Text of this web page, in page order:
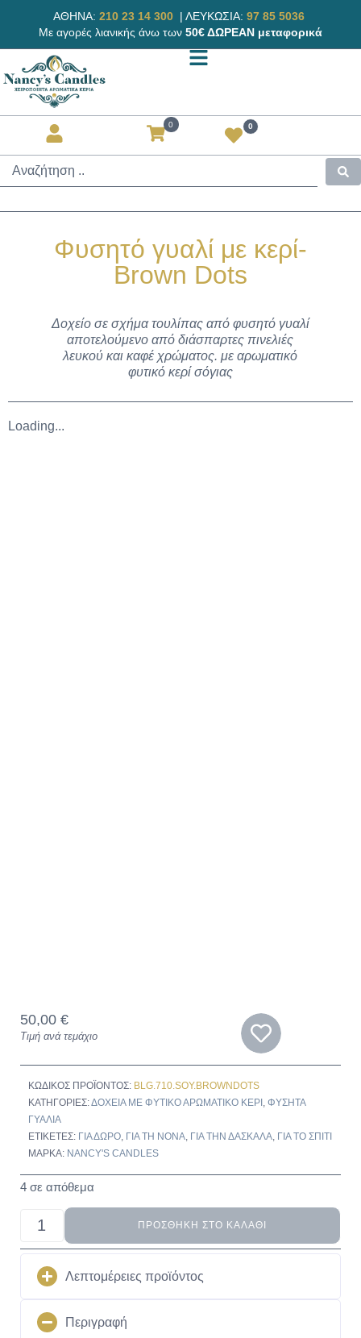
ΑΘΗΝΑ: 210 23 14 300 | ΛΕΥΚΩΣΙΑ: 97 85 5036
Με αγορές λιανικής άνω των 50€ ΔΩΡΕΑΝ μεταφορικά
0 0
Φυσητό γυαλί με κερί-
Brown Dots
Δοχείο σε σχήμα τουλίπας από φυσητό γυαλί
αποτελούμενο από διάσπαρτες πινελιές
λευκού και καφέ χρώματος. με αρωματικό
φυτικό κερί σόγιας
Loading...
50,00 €
Τιμή ανά τεμάχιο
ΚΩΔΙΚΌΣ ΠΡΟΪΌΝΤΟΣ: BLG.710.SOY.BROWNDOTS
ΚΑΤΗΓΟΡΊΕΣ:ΔΟΧΕΊΑ ΜΕ ΦΥΤΙΚΌ ΑΡΩΜΑΤΙΚΌ ΚΕΡΊ ΦΥΣΗΤΆ
ΓΥΑΛΙΆ
ΕΤΙΚΈΤΕΣ: ΓΙΑ ΔΏΡΟ ΓΙΑ ΤΗ ΝΟΝΆ ΓΙΑ ΤΗΝ ΔΑΣΚΆΛΑ ΓΙΑ ΤΟ ΣΠΊΤΙ
ΜΆΡΚΑ: NANCY'S CANDLES
4 σε απόθεμα
ΠΡΟΣΘΉΚΗ ΣΤΟ ΚΑΛΆΘΙ
Λεπτομέρειες προϊόντος
Περιγραφή